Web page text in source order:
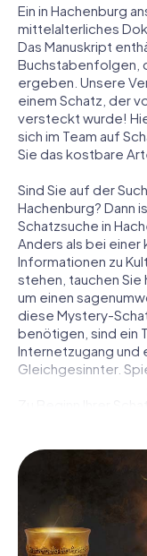
Ein in Hachenburg
mittelalterliches
Das Manuskript
Buchstabenfolgen,
ergeben. Unsere
einem Schatz, der
versteckt wurde!
sich im Team auf
Sie das kostbare
Sind Sie auf der
Hachenburg? Dann
Schatzsuche in
Anders als bei
Informationen zu
stehen, tauchen Sie
um einen
diese Mystery-
benötigen, sind ein
Internetzugang und
Gleichgesinnter.
Zu Beginn Ihrer
ein geborener
Abenteurer? Und
Bei unserer
Spieler die
Sind die Rollen